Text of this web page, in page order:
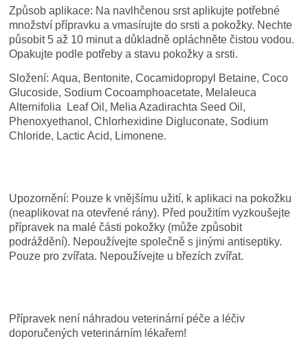
Způsob aplikace: Na navlhčenou srst aplikujte potřebné
množství přípravku a vmasírujte do srsti a pokožky. Nechte
působit 5 až 10 minut a důkladně opláchněte čistou vodou.
Opakujte podle potřeby a stavu pokožky a srsti.
Složení: Aqua, Bentonite, Cocamidopropyl Betaine, Coco
Glucoside, Sodium Cocoamphoacetate, Melaleuca
Alternifolia Leaf Oil, Melia Azadirachta Seed Oil,
Phenoxyethanol, Chlorhexidine Digluconate, Sodium
Chloride, Lactic Acid, Limonene.
Upozornění: Pouze k vnějšímu užití, k aplikaci na pokožku
(neaplikovat na otevřené rány). Před použitím vyzkoušejte
přípravek na malé části pokožky (může způsobit
podráždění). Nepoužívejte společně s jinými antiseptiky.
Pouze pro zvířata. Nepoužívejte u březích zvířat.
Přípravek není náhradou veterinární péče a léčiv
doporučených veterinárním lékařem!